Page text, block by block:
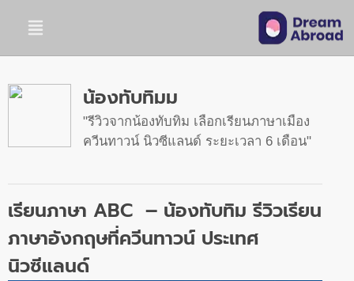
น้องทับทิมม
รีวิวจากน้องทับทิม เลือกเรียนภาษาเมือง
ควีนทาวน์ นิวซีแลนด์ ระยะเวลา 6 เดือน
เรียนภาษา ABC – น้องทับทิม รีวิวเรียน
ภาษาอังกฤษที่ควีนทาวน์ ประเทศ
นิวซีแลนด์